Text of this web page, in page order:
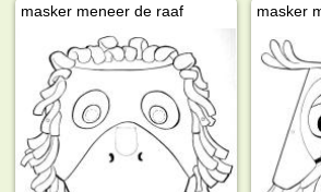
masker meneer de raaf masker